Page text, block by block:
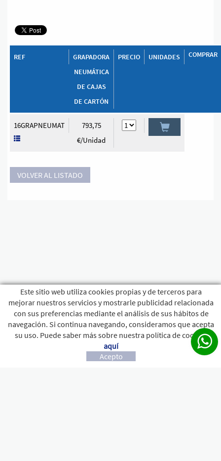
REF
GRAPADORA
NEUMÁTICA
DE CAJAS
DE CARTÓN
PRECIO UNIDADES COMPRAR
16GRAPNEUMAT
793,75
€/Unidad
VOLVER AL LISTADO
Este sitio web utiliza cookies propias y de terceros para
mejorar nuestros servicios y mostrarle publicidad relacionada
con sus preferencias mediante el análisis de sus hábitos de
navegación. Si continua navegando, consideramos que acepta
su uso. Puede saber más sobre nuestra política de cookies
aquí
Acepto